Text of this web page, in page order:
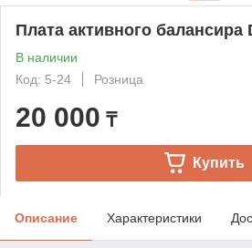
Плата активного балансира
В наличии
Код: 5-24
Розница
20 000 ₸
Купить
Описание Характеристики